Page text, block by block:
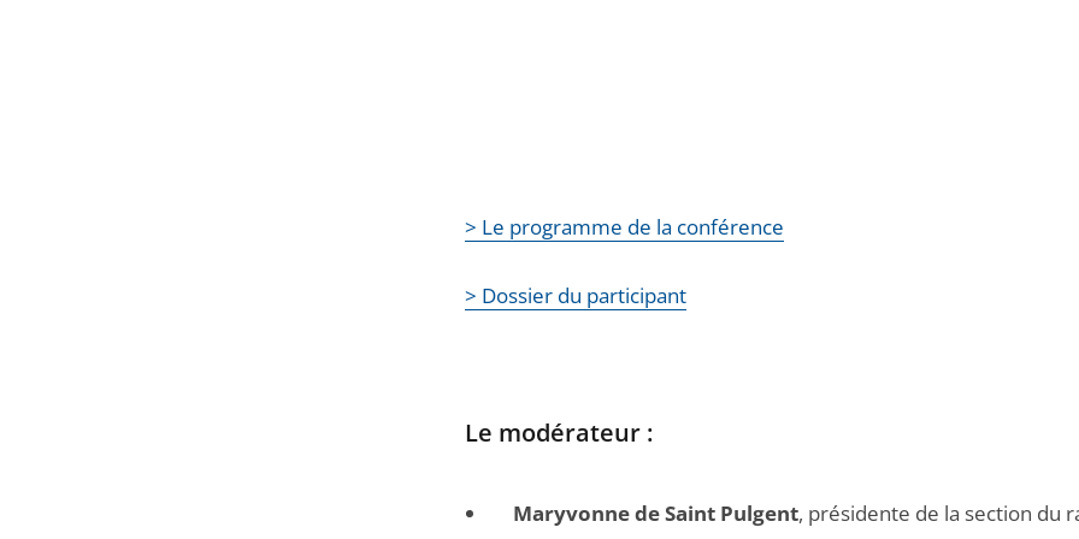
> Le programme de la conférence
> Dossier du participant
Le modérateur :
Maryvonne de Saint Pulgent, présidente de la section du